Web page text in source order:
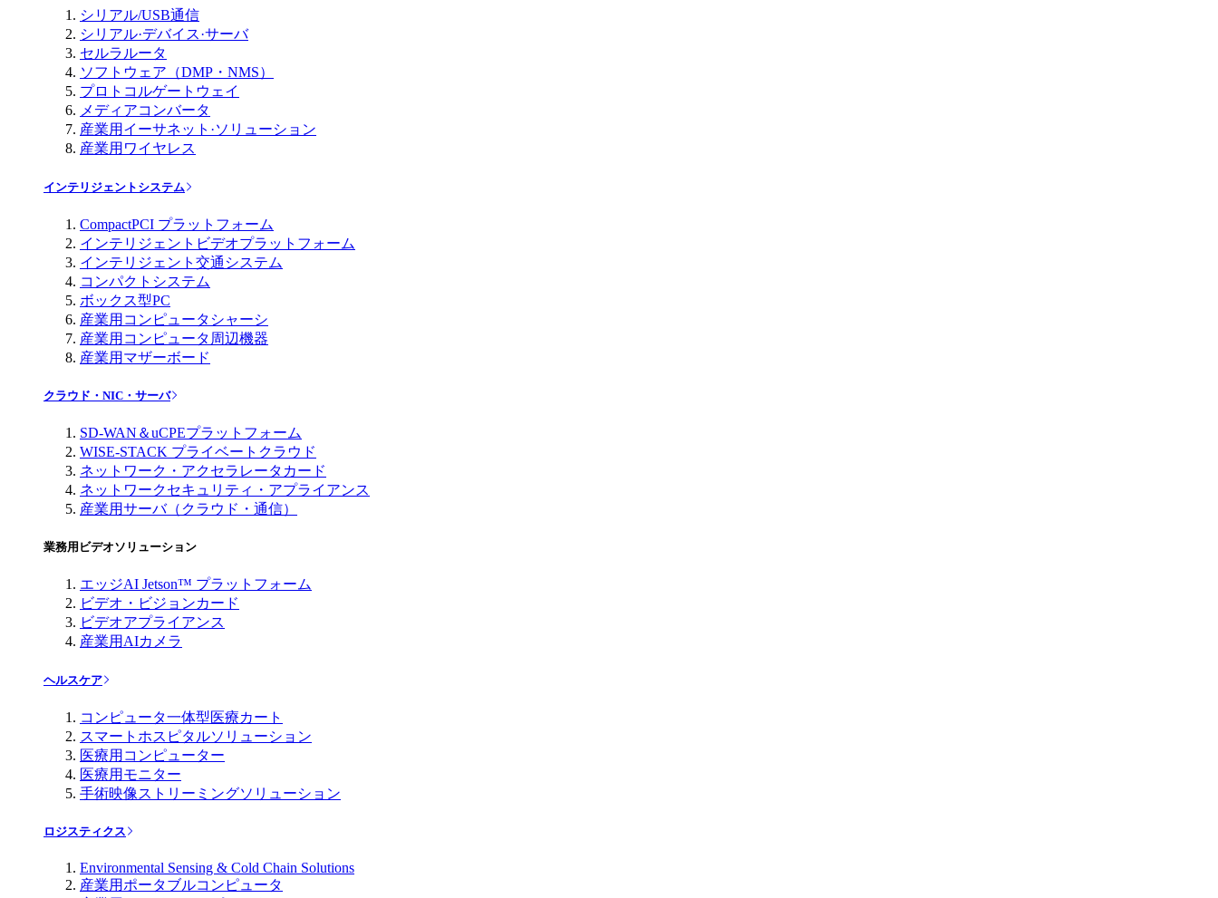
シリアル/USB通信
シリアル·デバイス·サーバ
セルラルータ
ソフトウェア（DMP・NMS）
プロトコルゲートウェイ
メディアコンバータ
産業用イーサネット·ソリューション
産業用ワイヤレス
インテリジェントシステム
CompactPCI プラットフォーム
インテリジェントビデオプラットフォーム
インテリジェント交通システム
コンパクトシステム
ボックス型PC
産業用コンピュータシャーシ
産業用コンピュータ周辺機器
産業用マザーボード
クラウド・NIC・サーバ
SD-WAN＆uCPEプラットフォーム
WISE-STACK プライベートクラウド
ネットワーク・アクセラレータカード
ネットワークセキュリティ・アプライアンス
産業用サーバ（クラウド・通信）
業務用ビデオソリューション
エッジAI Jetson™ プラットフォーム
ビデオ・ビジョンカード
ビデオアプライアンス
産業用AIカメラ
ヘルスケア
コンピュータ一体型医療カート
スマートホスピタルソリューション
医療用コンピューター
医療用モニター
手術映像ストリーミングソリューション
ロジスティクス
Environmental Sensing & Cold Chain Solutions
産業用ポータブルコンピュータ